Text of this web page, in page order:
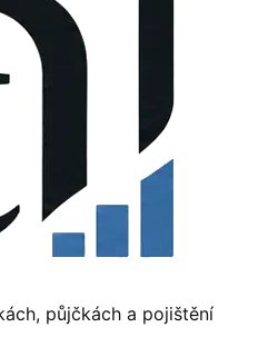
půjčkách a pojištění